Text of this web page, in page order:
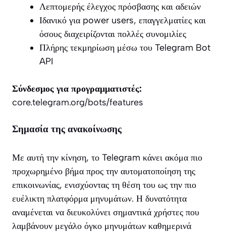
Λεπτομερής έλεγχος πρόσβασης και αδειών
Ιδανικό για power users, επαγγελματίες και
όσους διαχειρίζονται πολλές συνομιλίες
Πλήρης τεκμηρίωση μέσω του Telegram Bot
API
Σύνδεσμος για προγραμματιστές:
core.telegram.org/bots/features
Σημασία της ανακοίνωσης
Με αυτή την κίνηση, το Telegram κάνει ακόμα πιο
προχωρημένο βήμα προς την αυτοματοποίηση της
επικοινωνίας, ενισχύοντας τη θέση του ως την πιο
ευέλικτη πλατφόρμα μηνυμάτων. Η δυνατότητα
αναμένεται να διευκολύνει σημαντικά χρήστες που
λαμβάνουν μεγάλο όγκο μηνυμάτων καθημερινά